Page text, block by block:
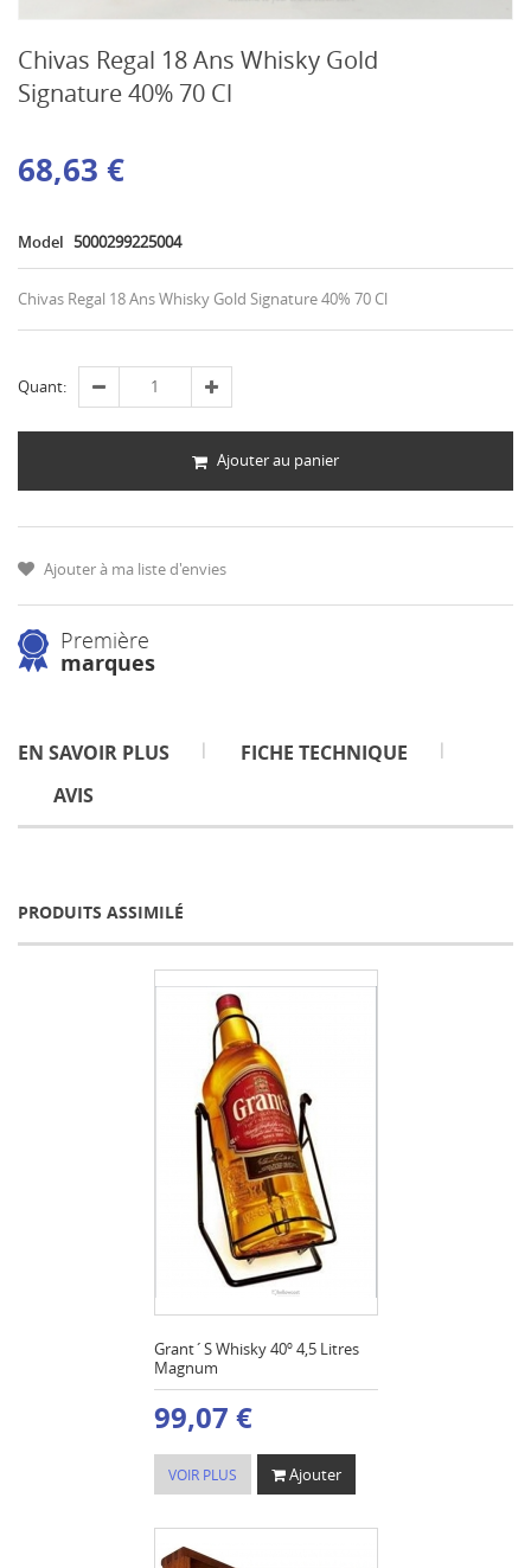
Chivas Regal 18 Ans Whisky Gold
Signature 40% 70 Cl
68,63 €
Model 5000299225004
Chivas Regal 18 Ans Whisky Gold Signature 40% 70 Cl
Quant:
Ajouter au panier
Ajouter à ma liste d'envies
Première
marques
EN SAVOIR PLUS
FICHE TECHNIQUE
AVIS
PRODUITS ASSIMILÉ
Grant´S Whisky 40º 4,5 Litres
Magnum
99,07 €
VOIR PLUS Ajouter